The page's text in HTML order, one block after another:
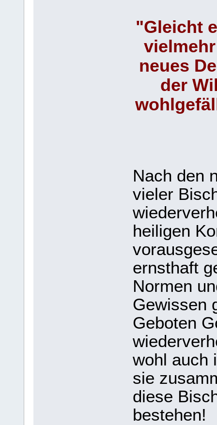
"Gleicht
neues
der
Nach den
vieler
heiligen
ernsthaft
Normen
Gewissen
Geboten
wohl auch
sie
diese
bestehen!